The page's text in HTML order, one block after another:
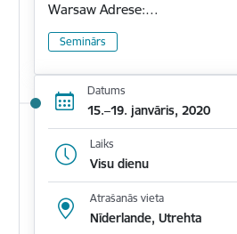
Warsaw Adrese:…
Seminārs
Datums
15.–19. janvāris, 2020
Laiks
Visu dienu
Atrašanās vieta
Nīderlande, Utrehta